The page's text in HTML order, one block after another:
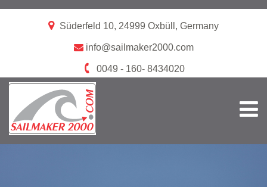
Süderfeld 10, 24999 Oxbüll, Germany
info@sailmaker2000.com
0049 - 160- 8434020